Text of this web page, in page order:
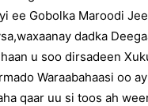
ee Gobolka Maroodi
dadka
u soo dirsadeen
Waraabahaasi oo
qaar uu si toos ah